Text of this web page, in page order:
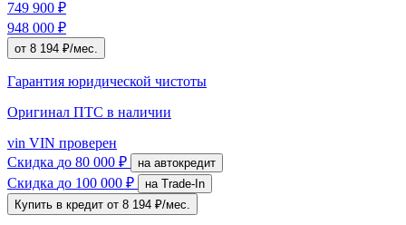
749 900 ₽
948 000 ₽
от 8 194 ₽/мес.
Гарантия юридической чистоты
Оригинал ПТС в наличии
vin VIN проверен
Скидка до 80 000 ₽ на автокредит
Скидка до 100 000 ₽
на Trade-In
Купить в кредит от 8 194 ₽/мес.